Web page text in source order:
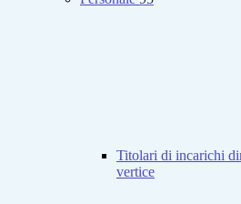
Titolari di incarichi
vertice